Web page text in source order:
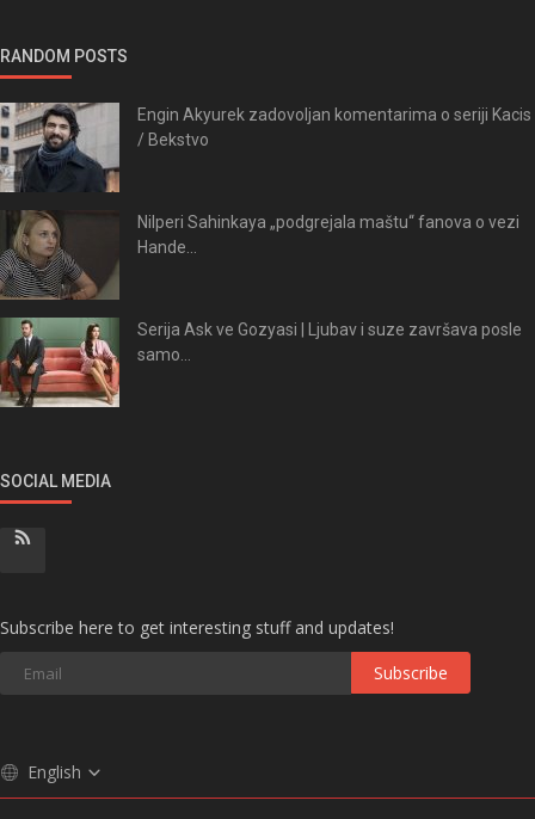
RANDOM POSTS
Engin Akyurek zadovoljan komentarima o seriji Kacis
/ Bekstvo
Nilperi Sahinkaya „podgrejala maštu“ fanova o vezi
Hande...
Serija Ask ve Gozyasi | Ljubav i suze završava posle
samo...
SOCIAL MEDIA
Subscribe here to get interesting stuff and updates!
Subscribe
English